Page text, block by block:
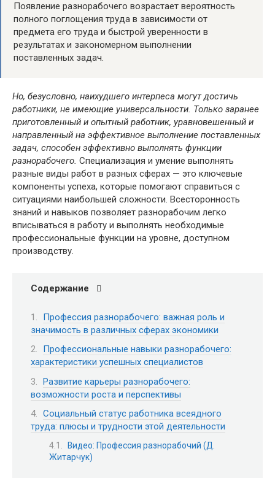
Появление разнорабочего возрастает вероятность
полного поглощения труда в зависимости от
предмета его труда и быстрой уверенности в
результатах и закономерном выполнении
поставленных задач.
Но, безусловно, наихудшего интерпеса могут достичь
работники, не имеющие универсальности. Только заранее
приготовленный и опытный работник, уравновешенный и
направленный на эффективное выполнение поставленных
задач, способен эффективно выполнять функции
разнорабочего. Специализация и умение выполнять
разные виды работ в разных сферах — это ключевые
компоненты успеха, которые помогают справиться с
ситуациями наибольшей сложности. Всесторонность
знаний и навыков позволяет разнорабочим легко
вписываться в работу и выполнять необходимые
профессиональные функции на уровне, доступном
производству.
Содержание
Профессия разнорабочего: важная роль и
значимость в различных сферах экономики
Профессиональные навыки разнорабочего:
характеристики успешных специалистов
Развитие карьеры разнорабочего:
возможности роста и перспективы
Социальный статус работника всеядного
труда: плюсы и трудности этой деятельности
Видео: Профессия разнорабочий (Д.
Житарчук)